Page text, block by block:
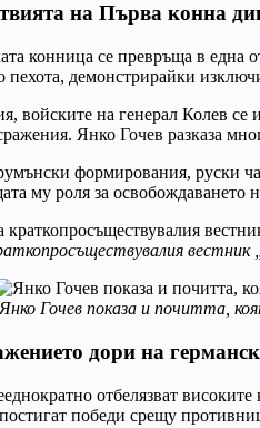
на Първа конна
конница се превръща в една
демонстрирайки
войските на генерал Колев
Янко Гочев разказа
формирования, руски
му роля за
вестник
Янко Гочев показа и почитта,
дори на
отбелязват
победи срещу